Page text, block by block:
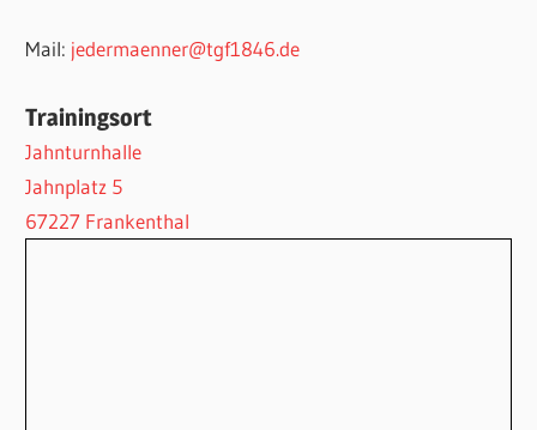
Mail: jedermaenner@tgf1846.de
Trainingsort
Jahnturnhalle
Jahnplatz 5
67227 Frankenthal